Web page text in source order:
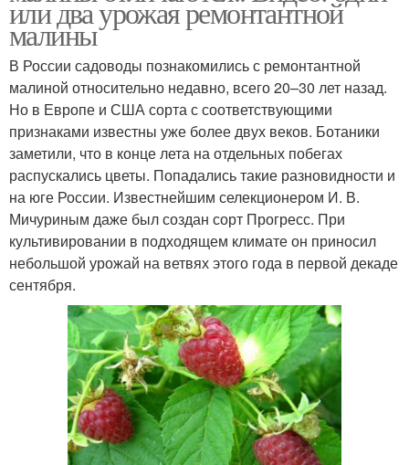
или два урожая ремонтантной
малины
В России садоводы познакомились с ремонтантной
малиной относительно недавно, всего 20–30 лет назад.
Но в Европе и США сорта с соответствующими
признаками известны уже более двух веков. Ботаники
заметили, что в конце лета на отдельных побегах
распускались цветы. Попадались такие разновидности и
на юге России. Известнейшим селекционером И. В.
Мичуриным даже был создан сорт Прогресс. При
культивировании в подходящем климате он приносил
небольшой урожай на ветвях этого года в первой декаде
сентября.